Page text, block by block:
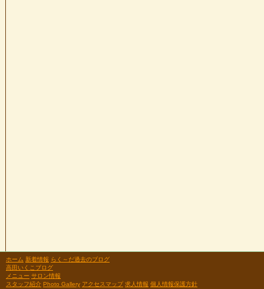
ホーム 新着情報 らく～だ過去のブログ
高田いくこブログ
メニュー サロン情報
スタッフ紹介 Photo Gallery アクセスマップ 求人情報 個人情報保護方針